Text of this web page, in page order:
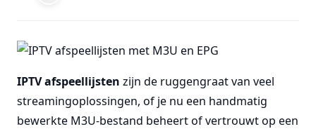
IPTV afspeellijsten zijn de ruggengraat van veel
streamingoplossingen, of je nu een handmatig
bewerkte M3U-bestand beheert of vertrouwt op een